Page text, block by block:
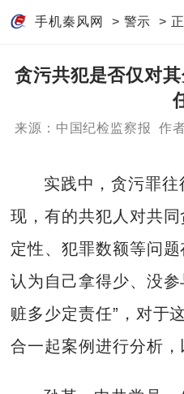
手机秦风网 > 警示 >
贪污共犯是否仅对
来源：中国纪检监察报 作
实践中，贪污罪
现，有的共犯人对共
定性、犯罪数额等问
认为自己拿得少、没
赃多少定责任”，对于
合一起案例进行分析，